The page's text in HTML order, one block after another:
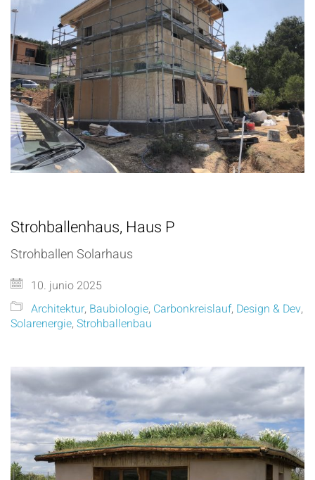
Strohballenhaus, Haus P
Strohballen Solarhaus
10. junio 2025
Architektur, Baubiologie, Carbonkreislauf, Design & Dev,
Solarenergie, Strohballenbau